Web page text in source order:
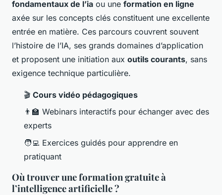
fondamentaux de l’ia ou une formation en ligne
axée sur les concepts clés constituent une excellente
entrée en matière. Ces parcours couvrent souvent
l’histoire de l’IA, ses grands domaines d’application
et proposent une initiation aux outils courants, sans
exigence technique particulière.
🎬 Cours vidéo pédagogiques
👨‍🏫 Webinars interactifs pour échanger avec des
experts
🧑‍💻 Exercices guidés pour apprendre en
pratiquant
Où trouver une formation gratuite à
l’intelligence artificielle ?